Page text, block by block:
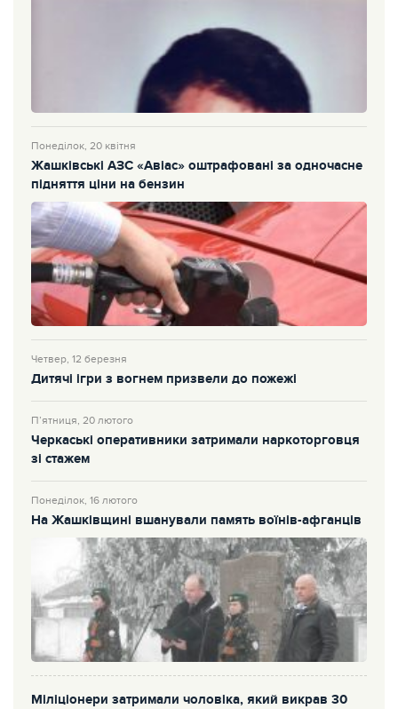
Понеділок, 20 квітня
Жашківські АЗС «Авіас» оштрафовані за одночасне
підняття ціни на бензин
Четвер, 12 березня
Дитячі ігри з вогнем призвели до пожежі
П’ятниця, 20 лютого
Черкаські оперативники затримали наркоторговця
зі стажем
Понеділок, 16 лютого
На Жашківщині вшанували память воїнів-афганців
Міліціонери затримали чоловіка, який викрав 30